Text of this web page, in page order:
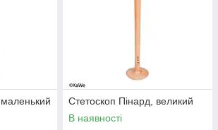
Стетоскоп Пінард, великий
В наявності